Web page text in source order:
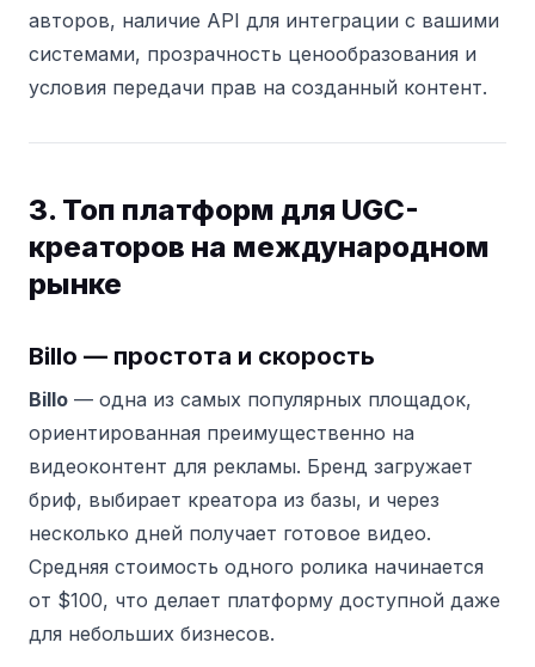
авторов, наличие API для интеграции с вашими
системами, прозрачность ценообразования и
условия передачи прав на созданный контент.
3. Топ платформ для UGC-
креаторов на международном
рынке
Billo — простота и скорость
Billo — одна из самых популярных площадок,
ориентированная преимущественно на
видеоконтент для рекламы. Бренд загружает
бриф, выбирает креатора из базы, и через
несколько дней получает готовое видео.
Средняя стоимость одного ролика начинается
от $100, что делает платформу доступной даже
для небольших бизнесов.